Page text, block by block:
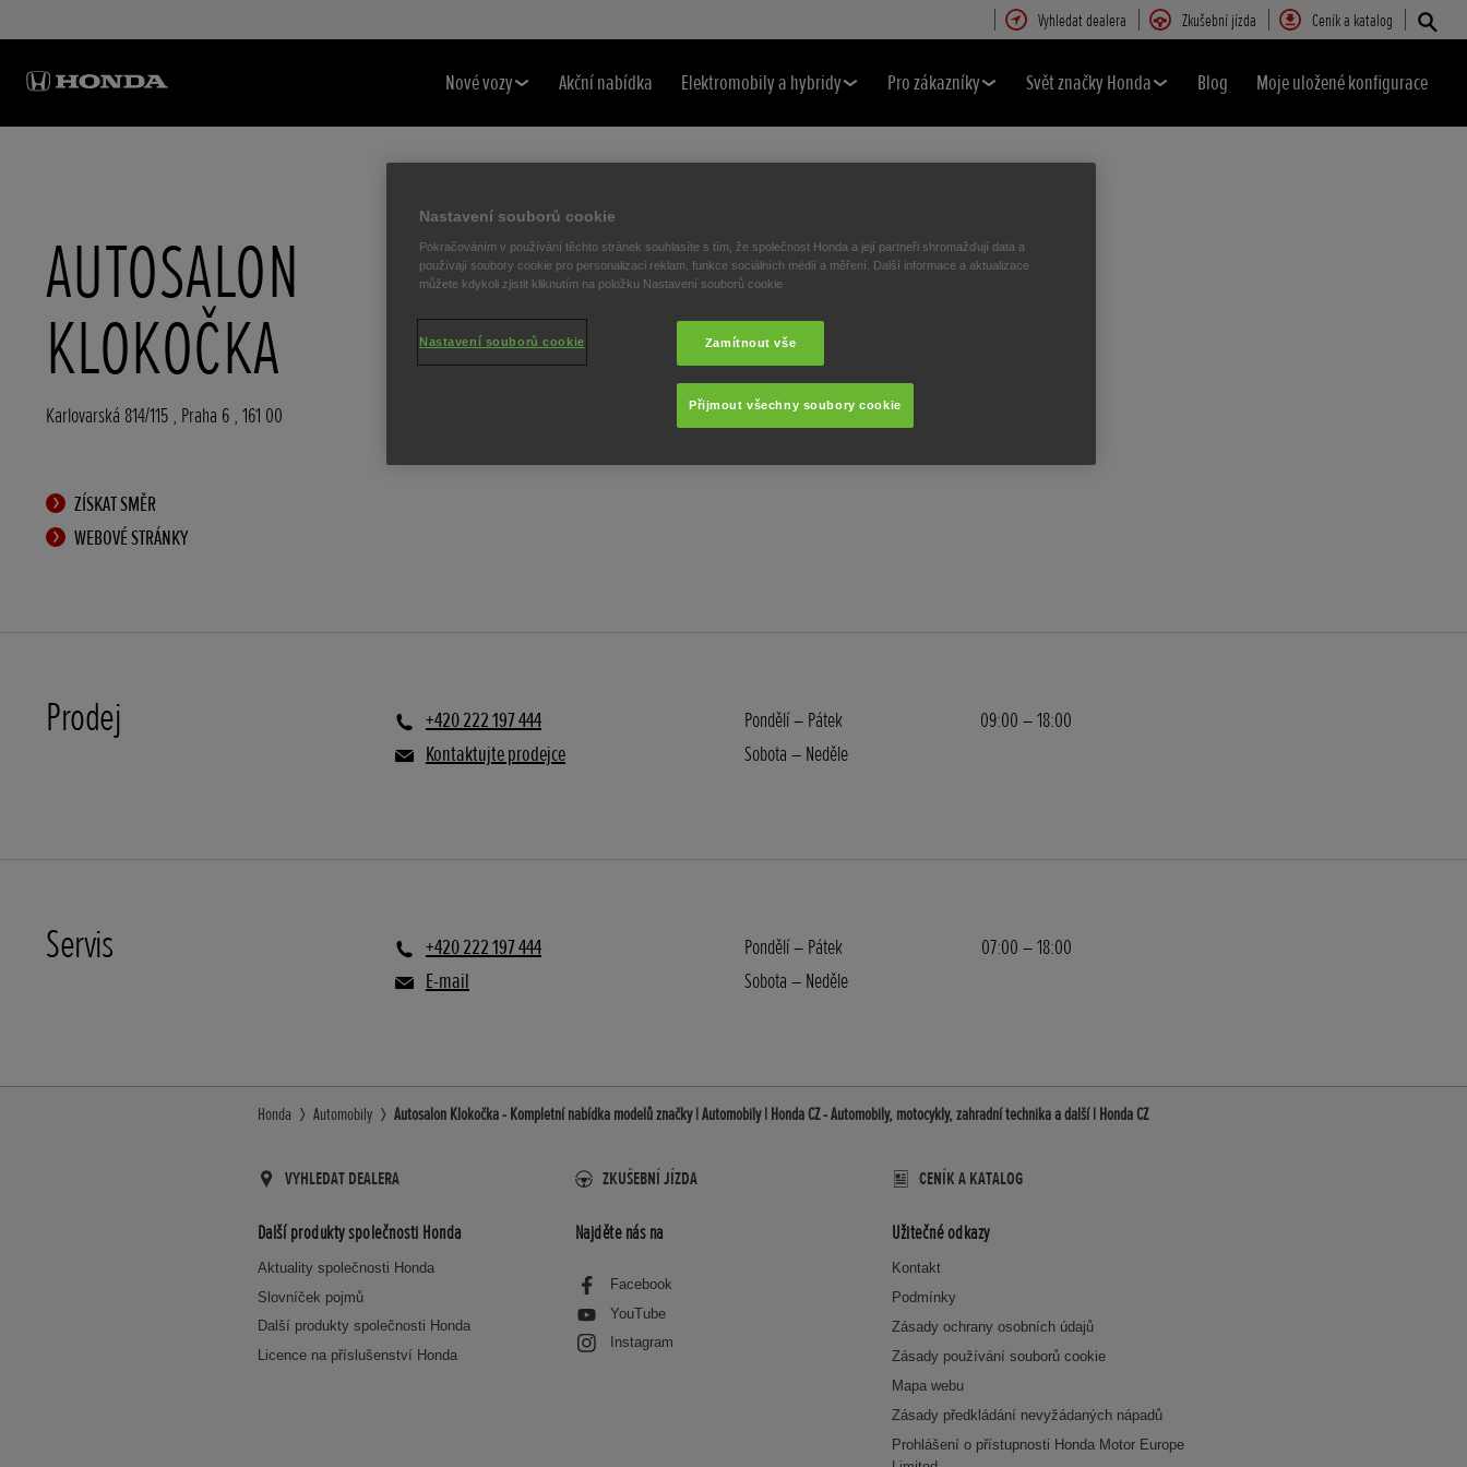
Vyhledat dealera Zkušební jízda Ceník a katalog
Nové vozy Akční nabídka Elektromobily a hybridy Pro zákazníky Svět značky Honda Blog Moje uložené konfigurace
AUTOSALON
KLOKOČKA
Karlovarská 814/115 , Praha 6 , 161 00
ZÍSKAT SMĚR
WEBOVÉ STRÁNKY
Prodej
+420 222 197 444
Kontaktujte prodejce
Pondělí – Pátek
09:00 – 18:00
Sobota – Neděle
Servis
+420 222 197 444
E-mail
Pondělí – Pátek
07:00 – 18:00
Sobota – Neděle
Honda Automobily Autosalon Klokočka - Kompletní nabídka modelů značky | Automobily | Honda CZ - Automobily, motocykly, zahradní technika a další | Honda CZ
VYHLEDAT DEALERA ZKUŠEBNÍ JÍZDA CENÍK A KATALOG
Další produkty společnosti Honda
Aktuality společnosti Honda
Slovníček pojmů
Další produkty společnosti Honda
Licence na příslušenství Honda
Najděte nás na
Facebook
YouTube
Instagram
Užitečné odkazy
Kontakt
Podmínky
Zásady ochrany osobních údajů
Zásady používání souborů cookie
Mapa webu
Zásady předkládání nevyžádaných nápadů
Prohlášení o přístupnosti Honda Motor Europe
Nastavení souborů cookie
Pokračováním v používání těchto stránek souhlasíte s tím, že společnost Honda a její partneři shromažďují data a
používají soubory cookie pro personalizaci reklam, funkce sociálních médií a měření. Další informace a aktualizace
můžete kdykoli zjistit kliknutím na položku Nastavení souborů cookie
Zamítnout vše
Přijmout všechny soubory cookie
Nastavení souborů cookie